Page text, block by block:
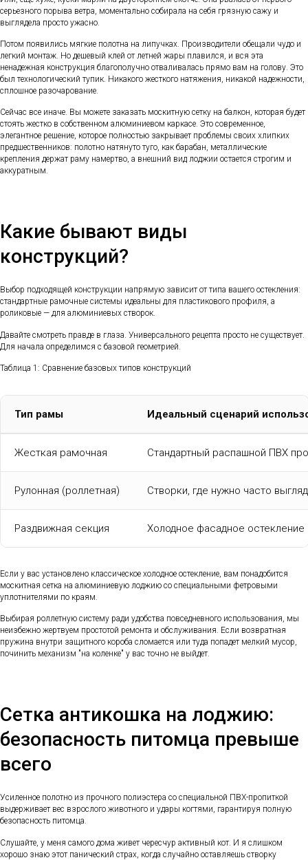
серьезного порыва ветра, моментально собирала на себя грязную сажу и
выглядела просто ужасно.
Потом появились мягкие полотна на липучках. Производители обещали чудо и
легкий монтаж. Но дешевый клей от летней жары плавился, и вся эта
ненадежная конструкция благополучно отваливалась прямо вам на голову. Это
был технологический тупик. Никакого жесткого натяжения, никакой надежности,
сплошное разочарование.
Сейчас все иначе. Вы можете заказать москитную сетку на балкон, которая будет
стоять жестко в собственном алюминиевом каркасе. Это современное,
элегантное решение, которое полностью закрывает проблемы своих хлипких
предшественников: полотно натянуто туго, как барабан, металлические
крепления держат раму намертво, а внешний вид лоджии остается строгим и
аккуратным.
Какие бывают виды
конструкций?
Выбор подходящей конструкции напрямую зависит от типа вашего остекления:
стандартные рамочные системы идеальны для пластикового профиля, а
роликовые — для алюминиевых створок.
Давайте смотреть правде в глаза. Универсального рецепта просто не существует.
Для начала определимся с базовой геометрией.
Таблица 1: Сравнение базовых типов конструкций
Тип рамы Идеальный сценарий
Жесткая рамочная Стандартный распашной ПВХ
Рулонная (роллетная) Створки, где нужно часто
Раздвижная секция Холодное фасадное остекление
Если у вас установлено классическое холодное остекление, вам понадобится
москитная сетка на алюминиевую лоджию со специальными фетровыми
уплотнителями по краям.
Выбирая роллетную систему ради удобства повседневного использования, мы
неизбежно жертвуем простотой ремонта и обслуживания. Если возвратная
пружина внутри защитного короба сломается или туда попадет мелкий мусор,
починить механизм "на коленке" у вас точно не выйдет.
Сетка антикошка на лоджию:
безопасность питомца превыше
всего
Усиленное полотно из прочного полиэстера со специальной ПВХ-пропиткой
выдерживает вес взрослого животного и удары когтями, гарантируя полную
безопасность питомца.
Слушайте, у меня самого дома живет чересчур активный кот. И я слишком
хорошо знаю этот панический страх, когда случайно оставляешь створку